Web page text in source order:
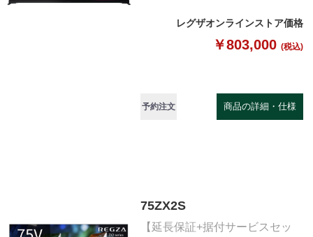
レグザオンラインストア価格
￥803,000 (税込)
予約注文 商品の詳細・仕様
75ZX2S
【延長保証+据付サービスセッ